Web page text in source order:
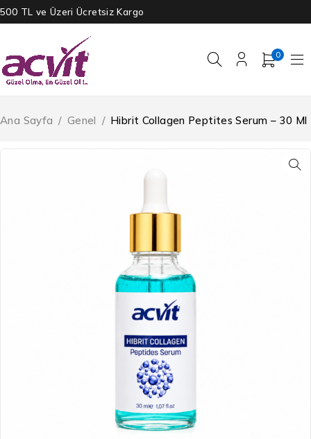
500 TL ve Üzeri Ücretsiz Kargo
0
Ana Sayfa / Genel / Hibrit Collagen Peptites Serum – 30 Ml